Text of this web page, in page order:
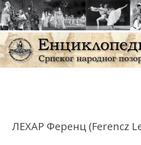
ЛЕХАР Ференц (Ferencz